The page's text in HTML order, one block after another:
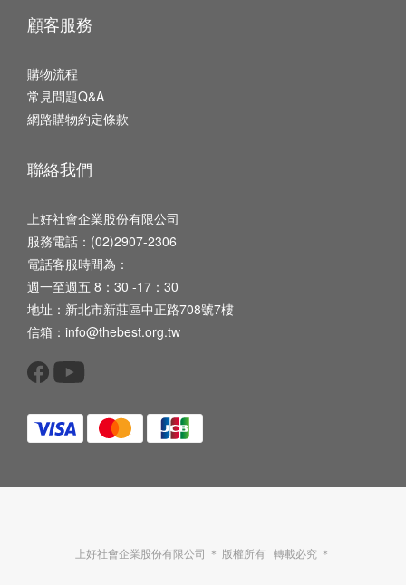
顧客服務
購物流程
常見問題Q&A
網路購物約定條款
聯絡我們
上好社會企業股份有限公司
服務電話：(02)2907-2306
電話客服時間為：
週一至週五 8：30 -17：30
地址：新北市新莊區中正路708號7樓
信箱：info@thebest.org.tw
上好社會企業股份有限公司 ＊ 版權所有 轉載必究 ＊